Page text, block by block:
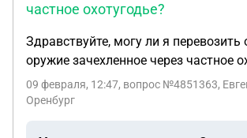
частное охотугодье?
Здравствуйте, могу ли я перевозить
оружие зачехленное через частное
09 февраля, 12:47, вопрос №4851363,
Оренбург